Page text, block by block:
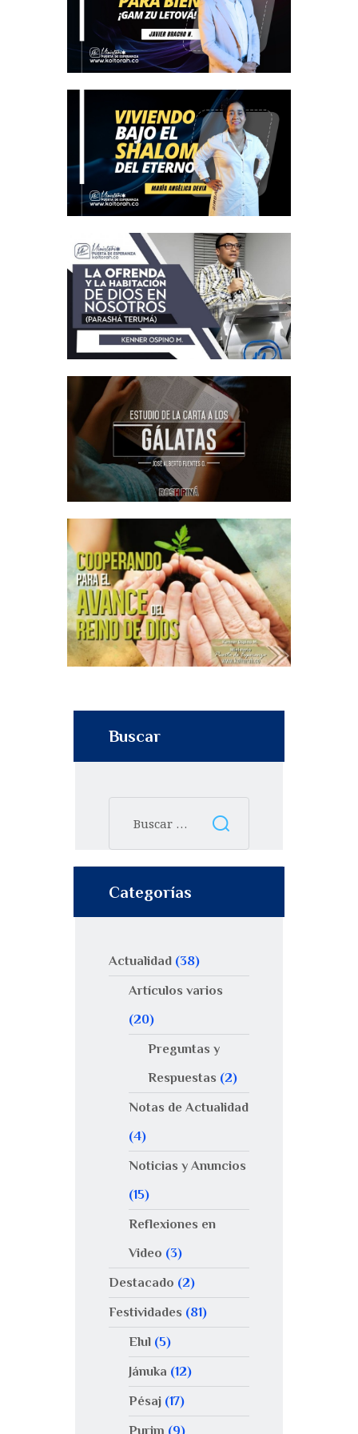
Buscar
Categorías
Actualidad (38)
Artículos varios
(20)
Preguntas y
Respuestas (2)
Notas de Actualidad
(4)
Noticias y Anuncios
(15)
Reflexiones en
Video (3)
Destacado (2)
Festividades (81)
Elul(5)
Jánuka (12)
Pésaj(17)
Purim (9)